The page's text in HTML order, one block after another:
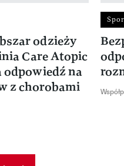
odzieży
Care Atopic
odpowiedź na
z chorobami